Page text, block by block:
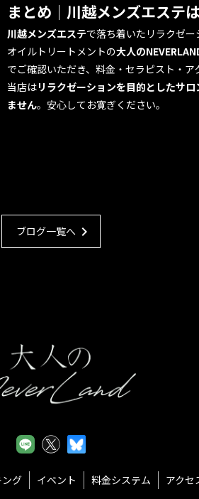
まとめ｜川越メンズエステ
川越メンズエステで落ち着いたリラクゼ
オイルトリートメントの大人の
でご確認いただき、 料金 ・ セラピスト ・ ア
当店はリラクゼーションを目的としたサロ
ません。安心してお寛ぎください。
ブログ一覧へ chevron_right
グ イベント 料金システム アクセ